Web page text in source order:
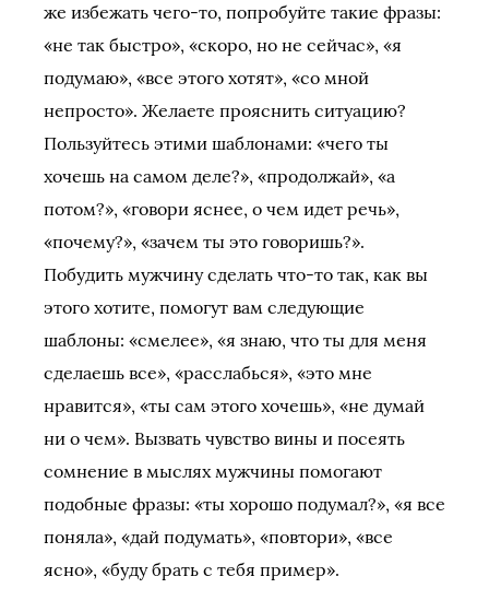
же избежать чего-то, попробуйте такие фразы:
«не так быстро», «скоро, но не сейчас», «я
подумаю», «все этого хотят», «со мной
непросто». Желаете прояснить ситуацию?
Пользуйтесь этими шаблонами: «чего ты
хочешь на самом деле?», «продолжай», «а
потом?», «говори яснее, о чем идет речь»,
«почему?», «зачем ты это говоришь?».
Побудить мужчину сделать что-то так, как вы
этого хотите, помогут вам следующие
шаблоны: «смелее», «я знаю, что ты для меня
сделаешь все», «расслабься», «это мне
нравится», «ты сам этого хочешь», «не думай
ни о чем». Вызвать чувство вины и посеять
сомнение в мыслях мужчины помогают
подобные фразы: «ты хорошо подумал?», «я все
поняла», «дай подумать», «повтори», «все
ясно», «буду брать с тебя пример».